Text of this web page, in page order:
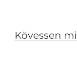
Kövessen